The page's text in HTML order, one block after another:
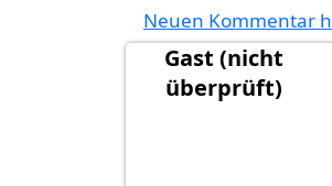
Neuen Kommentar
Gast (nicht
überprüft)